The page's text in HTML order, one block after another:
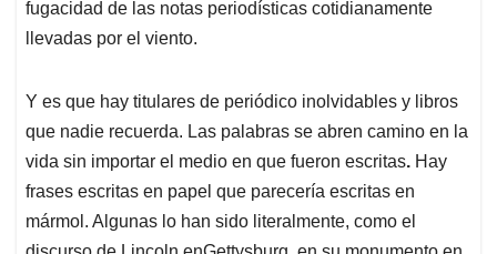
fugacidad de las notas periodísticas cotidianamente
llevadas por el viento.
Y es que hay titulares de periódico inolvidables y libros
que nadie recuerda. Las palabras se abren camino en la
vida sin importar el medio en que fueron escritas. Hay
frases escritas en papel que parecería escritas en
mármol. Algunas lo han sido literalmente, como el